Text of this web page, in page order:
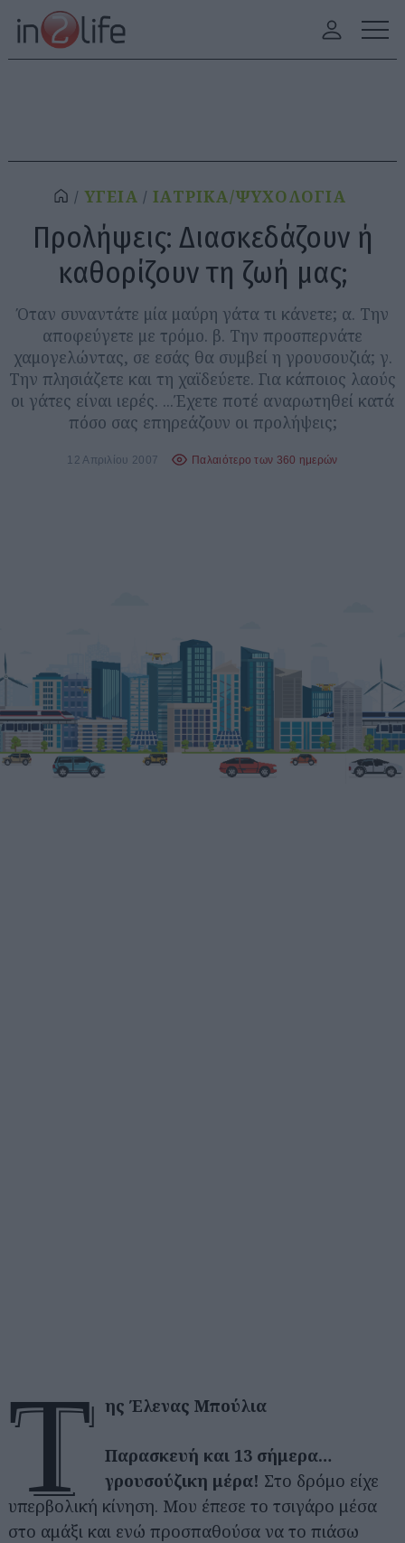
ΥΓΕΙΑ ΙΑΤΡΙΚΑ/ΨΥΧΟΛΟΓΙΑ
Προλήψεις: Διασκεδάζουν ή
καθορίζουν τη ζωή μας;
Όταν συναντάτε μία μαύρη γάτα τι κάνετε; α. Την
αποφεύγετε με τρόμο. β. Την προσπερνάτε
χαμογελώντας, σε εσάς θα συμβεί η γρουσουζιά; γ.
Την πλησιάζετε και τη χαϊδεύετε. Για κάποιος λαούς
οι γάτες είναι ιερές. ...Έχετε ποτέ αναρωτηθεί κατά
πόσο σας επηρεάζουν οι προλήψεις;
12 Απριλίου 2007 Παλαιότερο των 360 ημερών
τ ης Έλενας Μπούλια
Παρασκευή και 13 σήμερα…
γρουσούζικη μέρα! Στο δρόμο είχε
υπερβολική κίνηση. Μου έπεσε το τσιγάρο μέσα
στο αμάξι και ενώ προσπαθούσα να το πιάσω